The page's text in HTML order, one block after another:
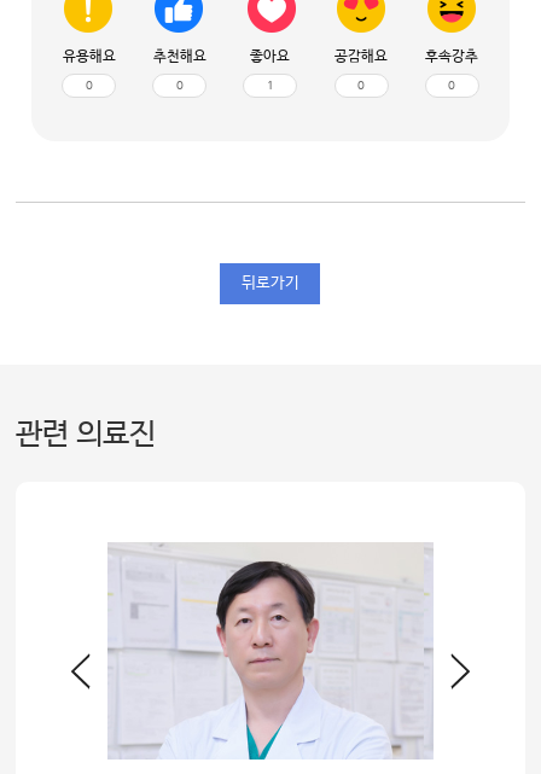
유용해요
0
추천해요
0
좋아요
1
공감해요
0
후속강추
0
뒤로가기
관련 의료진